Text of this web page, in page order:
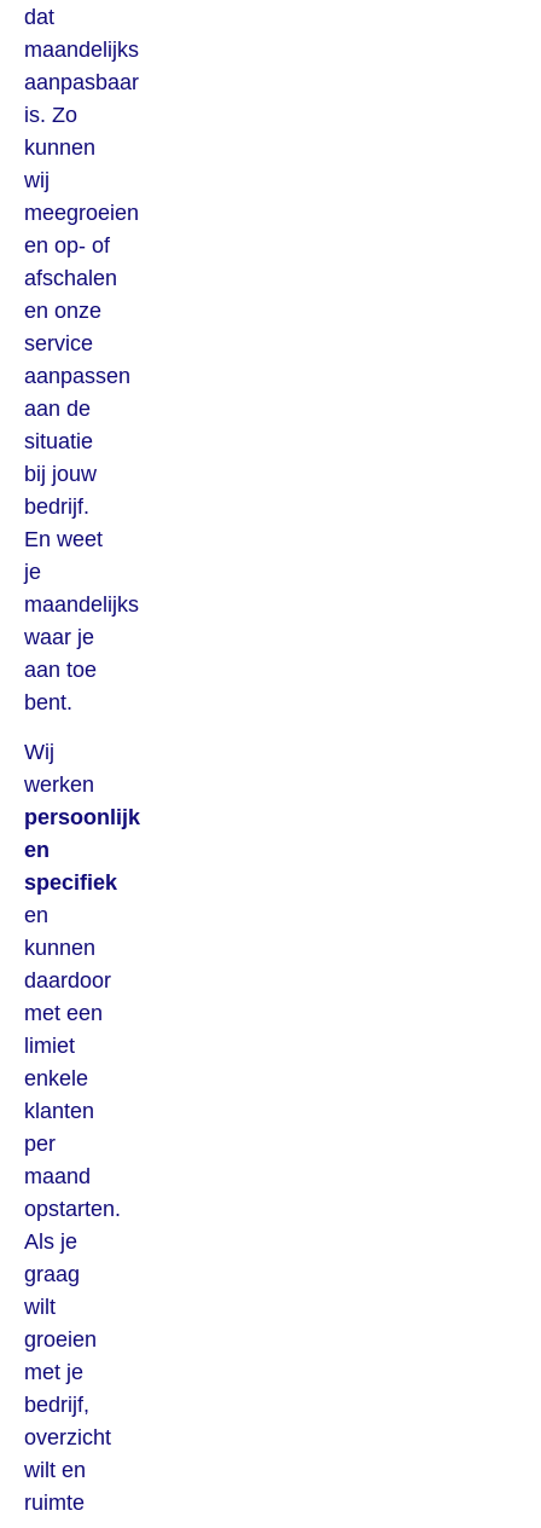
dat
maandelijks
aanpasbaar
is. Zo
kunnen
wij
meegroeien
en op- of
afschalen
en onze
service
aanpassen
aan de
situatie
bij jouw
bedrijf.
En weet
je
maandelijks
waar je
aan toe
bent.
Wij
werken
persoonlijk
en
specifiek
en
kunnen
daardoor
met een
limiet
enkele
klanten
per
maand
opstarten.
Als je
graag
wilt
groeien
met je
bedrijf,
overzicht
wilt en
ruimte